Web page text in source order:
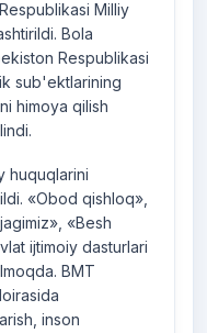
Milliy
Bola
Respublikasi
sub'ektlarining
himoya qilish
huquqlarini
«Obod qishloq»,
«Besh
ijtimoiy dasturlari
BMT
inson